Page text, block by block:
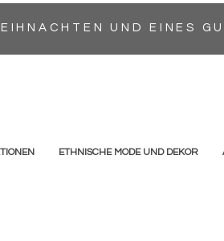
UND EINES
ETHNISCHE MODE UND DEKOR